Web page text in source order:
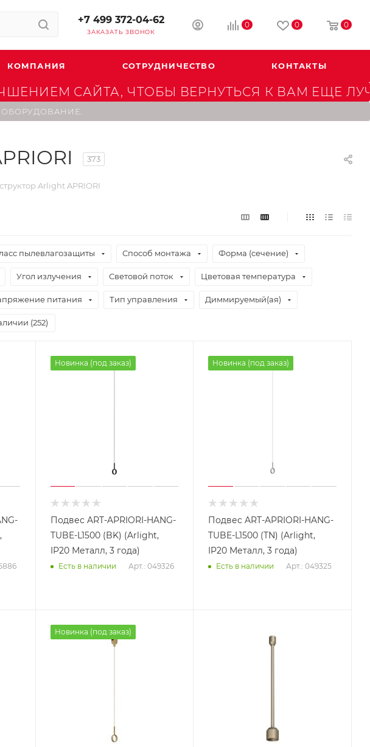
+7 499 372-04-62
ЗАКАЗАТЬ ЗВОНОК
0 0 0
КОМПАНИЯ СОТРУДНИЧЕСТВО КОНТАКТЫ
САЙТА, ЧТОБЫ ВЕРНУТЬСЯ К ВАМ ЕЩЕ
373
Arlight APRIORI
пылевлагозащиты Способ монтажа Форма (сечение)
Угол излучения Световой поток Цветовая температура
питания Тип управления Диммируемый(ая)
(252)
Новинка (под заказ)
Подвес ART-APRIORI-HANG-
TUBE-L1500 (BK) (Arlight,
IP20 Металл, 3 года)
Есть в наличии Арт.: 049326
Новинка (под заказ)
Подвес ART-APRIORI-HANG-
TUBE-L1500 (TN) (Arlight,
IP20 Металл, 3 года)
Есть в наличии Арт.: 049325
Новинка (под заказ)